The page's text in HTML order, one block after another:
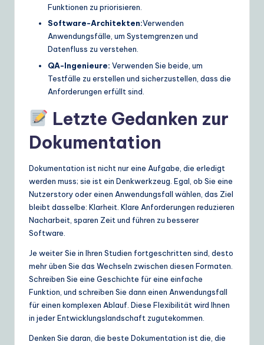
Funktionen zu priorisieren.
Software-Architekten:Verwenden
Anwendungsfälle, um Systemgrenzen und
Datenfluss zu verstehen.
QA-Ingenieure: Verwenden Sie beide, um
Testfälle zu erstellen und sicherzustellen, dass die
Anforderungen erfüllt sind.
Letzte Gedanken zur
Dokumentation
Dokumentation ist nicht nur eine Aufgabe, die erledigt
werden muss; sie ist ein Denkwerkzeug. Egal, ob Sie eine
Nutzerstory oder einen Anwendungsfall wählen, das Ziel
bleibt dasselbe: Klarheit. Klare Anforderungen reduzieren
Nacharbeit, sparen Zeit und führen zu besserer
Software.
Je weiter Sie in Ihren Studien fortgeschritten sind, desto
mehr üben Sie das Wechseln zwischen diesen Formaten.
Schreiben Sie eine Geschichte für eine einfache
Funktion, und schreiben Sie dann einen Anwendungsfall
für einen komplexen Ablauf. Diese Flexibilität wird Ihnen
in jeder Entwicklungslandschaft zugutekommen.
Denken Sie daran, die beste Dokumentation ist die, die